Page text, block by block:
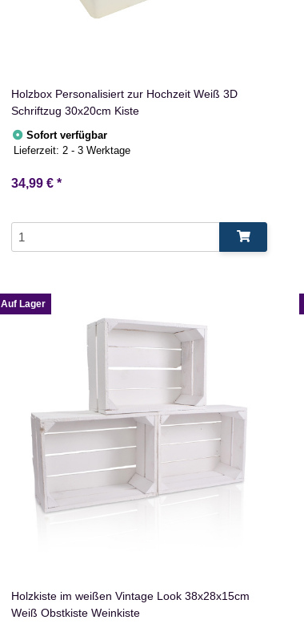
Holzbox Personalisiert zur Hochzeit Weiß 3D
Schriftzug 30x20cm Kiste
Sofort verfügbar
Lieferzeit:2 - 3 Werktage
34,99 € *
Auf Lager
Holzkiste im weißen Vintage Look 38x28x15cm
Weiß Obstkiste Weinkiste